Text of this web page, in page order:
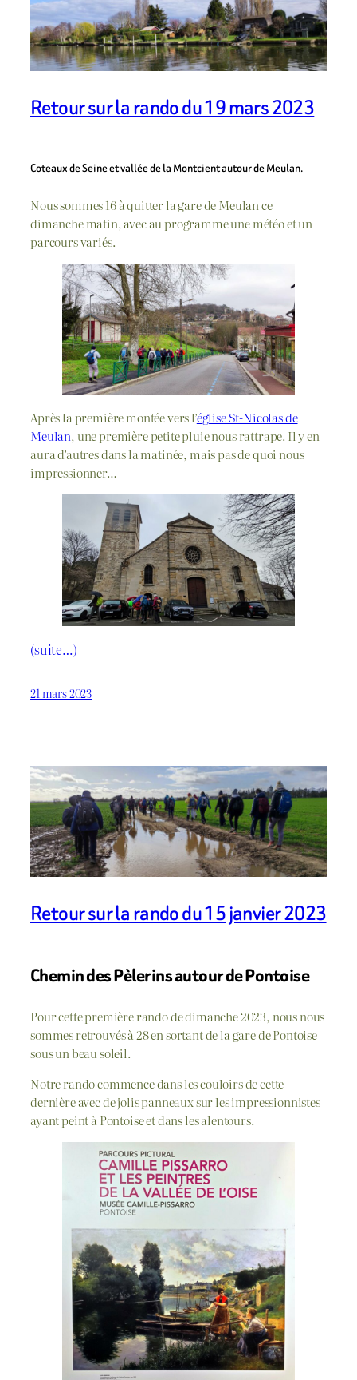
Retour sur la rando du 19 mars 2023
Coteaux de Seine et vallée de la Montcient autour de Meulan.
Nous sommes 16 à quitter la gare de Meulan ce
dimanche matin, avec au programme une météo et un
parcours variés.
Après la première montée vers l’église St-Nicolas de
Meulan, une première petite pluie nous rattrape. Il y en
aura d’autres dans la matinée, mais pas de quoi nous
impressionner…
(suite…)
21 mars 2023
Retour sur la rando du 15 janvier 2023
Chemin des Pèlerins autour de Pontoise
Pour cette première rando de dimanche 2023, nous nous
sommes retrouvés à 28 en sortant de la gare de Pontoise
sous un beau soleil.
Notre rando commence dans les couloirs de cette
dernière avec de jolis panneaux sur les impressionnistes
ayant peint à Pontoise et dans les alentours.